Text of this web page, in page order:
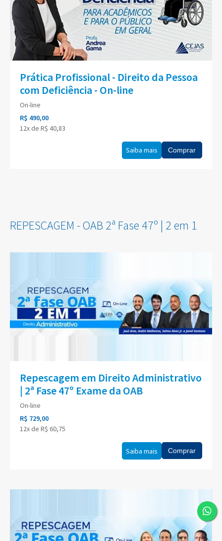
Prática Profissional - Direito da Pessoa
com Deficiência - On-line
On-line
R$ 490,00
12x de R$ 40,83
Saiba mais Comprar
REPESCAGEM - OAB 2ª Fase 47º | 2 em 1
Repescagem em Direito Administrativo
| 2ª Fase 47º Exame da OAB
On-line
R$ 729,00
12x de R$ 60,75
Saiba mais Comprar